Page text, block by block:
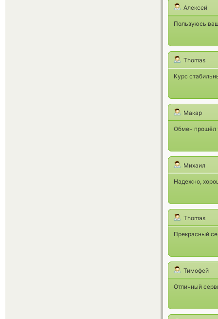
Алексей
Пользуюсь
Thomas
Курс
Макар
Обмен прошёл
Михаил
Надежно,
Thomas
Прекрасный
Тимофей
Отличный